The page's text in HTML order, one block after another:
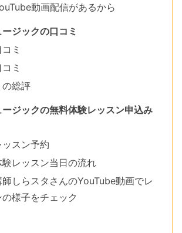
動画配信があるから
ジックの口コミ
ミ
ミ
の総評
ジックの無料体験レッスン申込み
スン予約
レッスン当日の流れ
しらスタさんのYouTube動画でレ
の様子をチェック